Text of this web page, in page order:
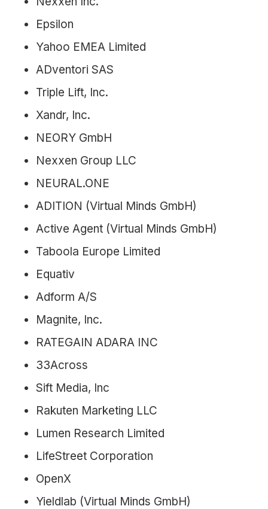
Epsilon
Yahoo EMEA Limited
ADventori SAS
Triple Lift, Inc.
Xandr, Inc.
NEORY GmbH
Nexxen Group LLC
NEURAL.ONE
ADITION (Virtual Minds GmbH)
Active Agent (Virtual Minds GmbH)
Taboola Europe Limited
Equativ
Adform A/S
Magnite, Inc.
RATEGAIN ADARA INC
33Across
Sift Media, Inc
Rakuten Marketing LLC
Lumen Research Limited
LifeStreet Corporation
OpenX
Yieldlab (Virtual Minds GmbH)